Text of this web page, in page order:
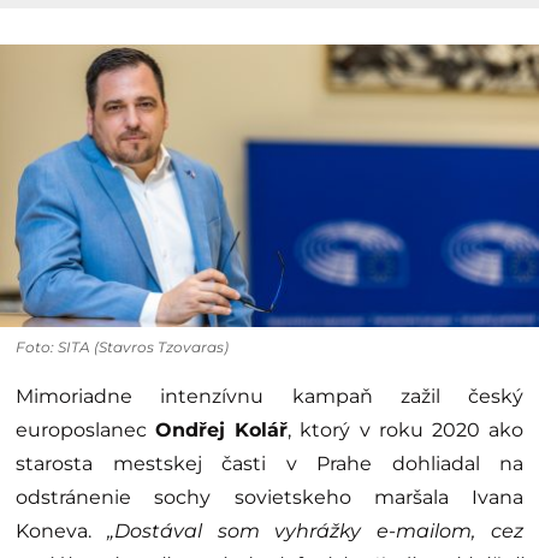
Foto: SITA (Stavros Tzovaras)
Mimoriadne intenzívnu kampaň zažil český
europoslanecOndřej Kolář, ktorý v roku 2020 ako
starosta mestskej časti v Prahe dohliadal na
odstránenie sochy sovietskeho maršala Ivana
Koneva. „Dostával som vyhrážky e-mailom, cez